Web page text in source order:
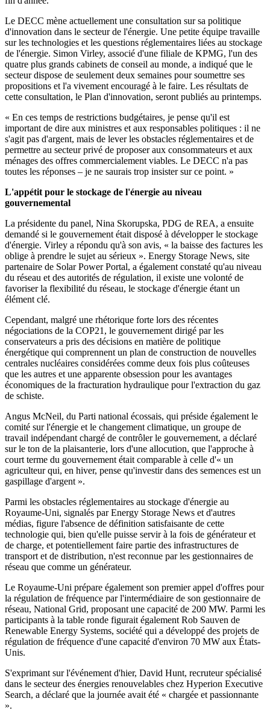
Le DECC mène actuellement une consultation sur sa politique
d'innovation dans le secteur de l'énergie. Une petite équipe travaille
sur les technologies et les questions réglementaires liées au stockage
de l'énergie. Simon Virley, associé d'une filiale de KPMG, l'un des
quatre plus grands cabinets de conseil au monde, a indiqué que le
secteur dispose de seulement deux semaines pour soumettre ses
propositions et l'a vivement encouragé à le faire. Les résultats de
cette consultation, le Plan d'innovation, seront publiés au printemps.
« En ces temps de restrictions budgétaires, je pense qu'il est
important de dire aux ministres et aux responsables politiques : il ne
s'agit pas d'argent, mais de lever les obstacles réglementaires et de
permettre au secteur privé de proposer aux consommateurs et aux
ménages des offres commercialement viables. Le DECC n'a pas
toutes les réponses – je ne saurais trop insister sur ce point. »
L'appétit pour le stockage de l'énergie au niveau
gouvernemental
La présidente du panel, Nina Skorupska, PDG de REA, a ensuite
demandé si le gouvernement était disposé à développer le stockage
d'énergie. Virley a répondu qu'à son avis, « la baisse des factures les
oblige à prendre le sujet au sérieux ». Energy Storage News, site
partenaire de Solar Power Portal, a également constaté qu'au niveau
du réseau et des autorités de régulation, il existe une volonté de
favoriser la flexibilité du réseau, le stockage d'énergie étant un
élément clé.
Cependant, malgré une rhétorique forte lors des récentes
négociations de la COP21, le gouvernement dirigé par les
conservateurs a pris des décisions en matière de politique
énergétique qui comprennent un plan de construction de nouvelles
centrales nucléaires considérées comme deux fois plus coûteuses
que les autres et une apparente obsession pour les avantages
économiques de la fracturation hydraulique pour l'extraction du gaz
de schiste.
Angus McNeil, du Parti national écossais, qui préside également le
comité sur l'énergie et le changement climatique, un groupe de
travail indépendant chargé de contrôler le gouvernement, a déclaré
sur le ton de la plaisanterie, lors d'une allocution, que l'approche à
court terme du gouvernement était comparable à celle d'« un
agriculteur qui, en hiver, pense qu'investir dans des semences est un
gaspillage d'argent ».
Parmi les obstacles réglementaires au stockage d'énergie au
Royaume-Uni, signalés par Energy Storage News et d'autres
médias, figure l'absence de définition satisfaisante de cette
technologie qui, bien qu'elle puisse servir à la fois de générateur et
de charge, et potentiellement faire partie des infrastructures de
transport et de distribution, n'est reconnue par les gestionnaires de
réseau que comme un générateur.
Le Royaume-Uni prépare également son premier appel d'offres pour
la régulation de fréquence par l'intermédiaire de son gestionnaire de
réseau, National Grid, proposant une capacité de 200 MW. Parmi les
participants à la table ronde figurait également Rob Sauven de
Renewable Energy Systems, société qui a développé des projets de
régulation de fréquence d'une capacité d'environ 70 MW aux États-
Unis.
S'exprimant sur l'événement d'hier, David Hunt, recruteur spécialisé
dans le secteur des énergies renouvelables chez Hyperion Executive
Search, a déclaré que la journée avait été « chargée et passionnante
».